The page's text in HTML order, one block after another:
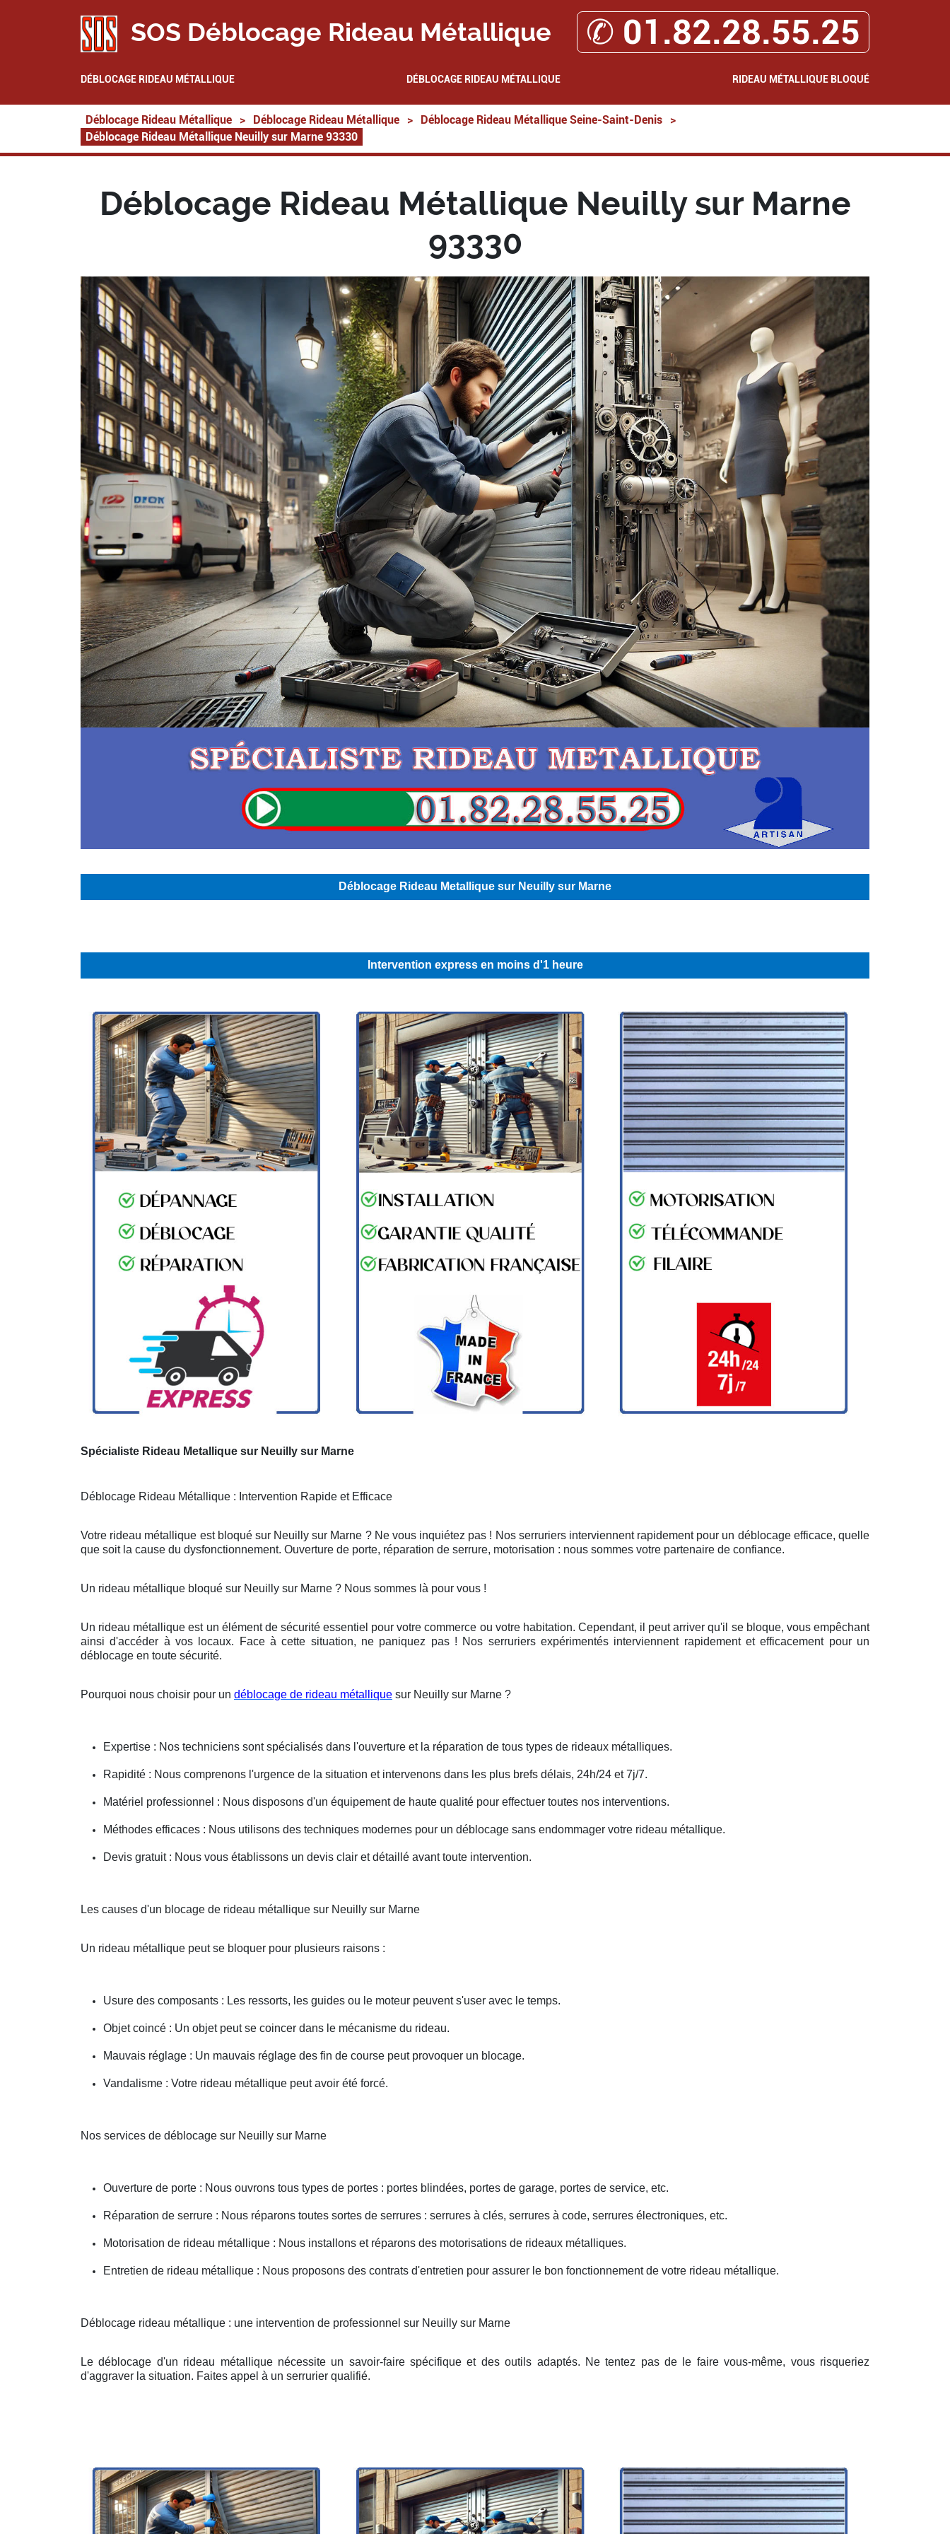
SOS Déblocage Rideau Métallique ✆ 01.82.28.55.25
DÉBLOCAGE RIDEAU MÉTALLIQUE DÉBLOCAGE RIDEAU MÉTALLIQUE RIDEAU MÉTALLIQUE BLOQUÉ
Déblocage Rideau Métallique > Déblocage Rideau Métallique > Déblocage Rideau Métallique Seine-Saint-Denis
>
Déblocage Rideau Métallique Neuilly sur Marne 93330
Déblocage Rideau Métallique Neuilly sur Marne
93330
Déblocage Rideau Metallique sur Neuilly sur Marne
Intervention express en moins d'1 heure
Spécialiste Rideau Metallique sur Neuilly sur Marne
Déblocage Rideau Métallique : Intervention Rapide et Efficace
Votre rideau métallique est bloqué sur Neuilly sur Marne ? Ne vous inquiétez pas ! Nos serruriers interviennent rapidement pour un déblocage efficace, quelle
que soit la cause du dysfonctionnement. Ouverture de porte, réparation de serrure, motorisation : nous sommes votre partenaire de confiance.
Un rideau métallique bloqué sur Neuilly sur Marne ? Nous sommes là pour vous !
Un rideau métallique est un élément de sécurité essentiel pour votre commerce ou votre habitation. Cependant, il peut arriver qu'il se bloque, vous empêchant
ainsi d'accéder à vos locaux. Face à cette situation, ne paniquez pas ! Nos serruriers expérimentés interviennent rapidement et efficacement pour un
déblocage en toute sécurité.
Pourquoi nous choisir pour un déblocage de rideau métallique sur Neuilly sur Marne ?
Expertise : Nos techniciens sont spécialisés dans l'ouverture et la réparation de tous types de rideaux métalliques.
Rapidité : Nous comprenons l'urgence de la situation et intervenons dans les plus brefs délais, 24h/24 et 7j/7.
Matériel professionnel : Nous disposons d'un équipement de haute qualité pour effectuer toutes nos interventions.
Méthodes efficaces : Nous utilisons des techniques modernes pour un déblocage sans endommager votre rideau métallique.
Devis gratuit : Nous vous établissons un devis clair et détaillé avant toute intervention.
Les causes d'un blocage de rideau métallique sur Neuilly sur Marne
Un rideau métallique peut se bloquer pour plusieurs raisons :
Usure des composants : Les ressorts, les guides ou le moteur peuvent s'user avec le temps.
Objet coincé : Un objet peut se coincer dans le mécanisme du rideau.
Mauvais réglage : Un mauvais réglage des fin de course peut provoquer un blocage.
Vandalisme : Votre rideau métallique peut avoir été forcé.
Nos services de déblocage sur Neuilly sur Marne
Ouverture de porte : Nous ouvrons tous types de portes : portes blindées, portes de garage, portes de service, etc.
Réparation de serrure : Nous réparons toutes sortes de serrures : serrures à clés, serrures à code, serrures électroniques, etc.
Motorisation de rideau métallique : Nous installons et réparons des motorisations de rideaux métalliques.
Entretien de rideau métallique : Nous proposons des contrats d'entretien pour assurer le bon fonctionnement de votre rideau métallique.
Déblocage rideau métallique : une intervention de professionnel sur Neuilly sur Marne
Le déblocage d'un rideau métallique nécessite un savoir-faire spécifique et des outils adaptés. Ne tentez pas de le faire vous-même, vous risqueriez
d'aggraver la situation. Faites appel à un serrurier qualifié.